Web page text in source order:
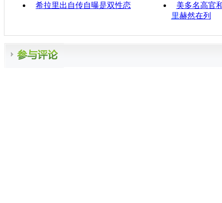
希拉里出自传自曝是双性恋
美多名高官
里赫然在列